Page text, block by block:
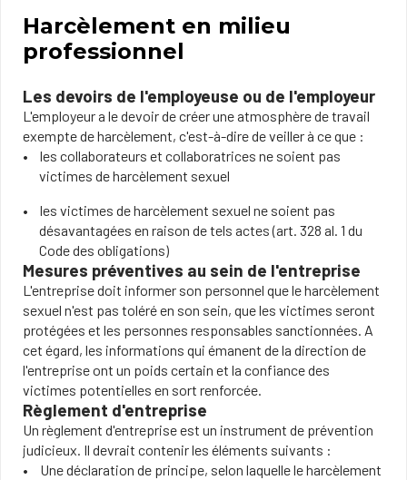
Harcèlement en milieu
professionnel
Les devoirs de l'employeuse ou de l'employeur
L'employeur a le devoir de créer une atmosphère de travail
exempte de harcèlement, c'est-à-dire de veiller à ce que :
les collaborateurs et collaboratrices ne soient pas
victimes de harcèlement sexuel
les victimes de harcèlement sexuel ne soient pas
désavantagées en raison de tels actes (art. 328 al. 1 du
Code des obligations)
Mesures préventives au sein de l'entreprise
L'entreprise doit informer son personnel que le harcèlement
sexuel n'est pas toléré en son sein, que les victimes seront
protégées et les personnes responsables sanctionnées. A
cet égard, les informations qui émanent de la direction de
l'entreprise ont un poids certain et la confiance des
victimes potentielles en sort renforcée.
Règlement d'entreprise
Un règlement d'entreprise est un instrument de prévention
judicieux. Il devrait contenir les éléments suivants :
Une déclaration de principe, selon laquelle le harcèlement